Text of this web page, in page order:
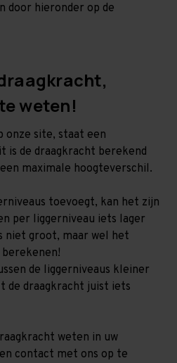
door hieronder op de
weten!
site, staat een
is de draagkracht berekend
maximale hoogteverschil.
toevoegt, kan het zijn
per liggerniveau iets lager
niet groot, maar wel het
de liggerniveaus kleiner
de draagkracht juist iets
weten in uw
contact met ons op te